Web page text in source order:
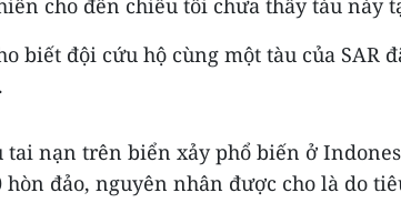
cho đến chiều tối chưa thấy tàu này
biết đội cứu hộ cùng một tàu của SAR
tai nạn trên biển xảy phổ biến ở
hòn đảo, nguyên nhân được cho là do